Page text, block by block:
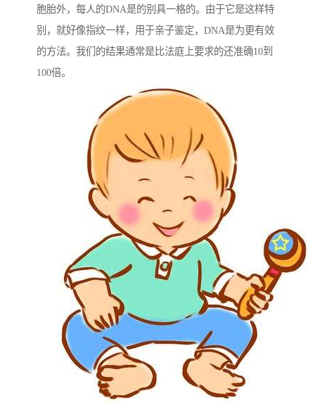
胞胎外，每人的DNA是的别具一格的。由于它是这样特
别，就好像指纹一样，用于亲子鉴定，DNA是为更有效
的方法。我们的结果通常是比法庭上要求的还准确10到
100倍。